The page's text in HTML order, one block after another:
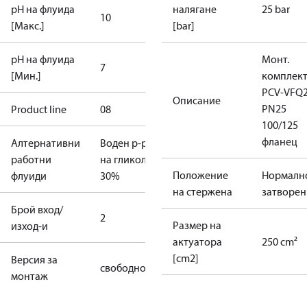
pH на флуида
[Макс.]
10
pH на флуида
[Мин.]
7
Product line 08
Алтернативни
работни
флуиди
Воден р-р
на гликол до
30%
Брой вход/
изход-и
2
Версия за
монтаж
свободно
налягане
[bar]
25 bar
Описание
Монт.
комплект
PCV-
PN25
100/125
фланец
Положение
на стержена
затворен
Размер на
актуатора
[cm2]
250 cm²